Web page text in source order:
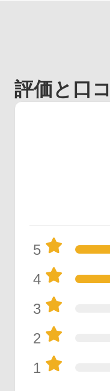
評価と口
5
4
3
2
1